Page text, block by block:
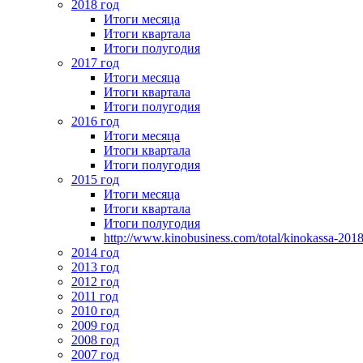
2018 год
Итоги месяца
Итоги квартала
Итоги полугодия
2017 год
Итоги месяца
Итоги квартала
Итоги полугодия
2016 год
Итоги месяца
Итоги квартала
Итоги полугодия
2015 год
Итоги месяца
Итоги квартала
Итоги полугодия
http://www.kinobusiness.com/total/kinokassa-
2014 год
2013 год
2012 год
2011 год
2010 год
2009 год
2008 год
2007 год